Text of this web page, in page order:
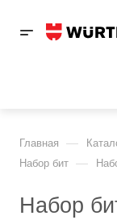
Главная —
Набор бит —
Набор